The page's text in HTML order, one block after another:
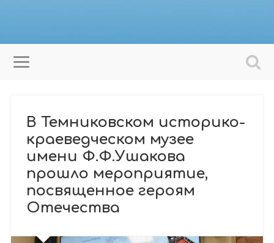
В Темниковском историко-
краеведческом музее
имени Ф.Ф.Ушакова
прошло мероприятие,
посвященное героям
Отечества